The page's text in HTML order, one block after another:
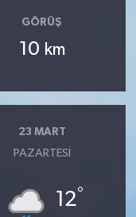
GÖRÜŞ
10 km
23 MART
PAZARTESI
12°